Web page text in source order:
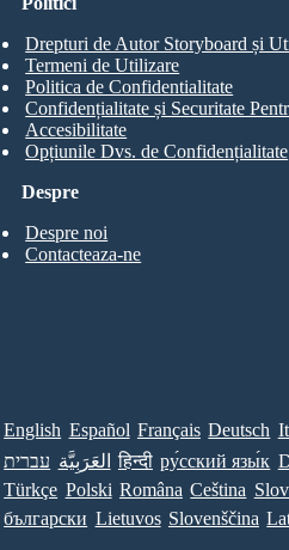
Despre
Despre noi
Contacteaza-ne
Drepturi de Autor Storyboard și
Termeni de Utilizare
Politica de Confidentialitate
Confidențialitate și Securitate
Accesibilitate
Opțiunile Dvs. de Confidențialitate
English Español Français Deutsch
עברית العَرَبِيَّة हिन्दी ру́сский язы́к
Türkçe Polski Româna Ceština
български Lietuvos Slovenščina